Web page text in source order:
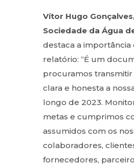
Vítor Hugo
Sociedade da Água
destaca a importância
relatório: “É um
procuramos
clara e honesta a
longo de 2023.
metas e cumprimos
assumidos com os
colaboradores,
fornecedores,